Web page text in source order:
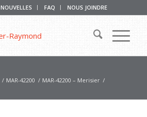
NOUVELLES FAQ NOUS JOINDRE
/ MAR-42200 / MAR-42200 – Merisier /